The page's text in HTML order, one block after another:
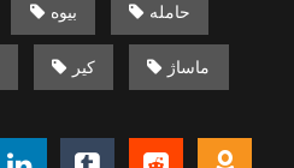
بیوه حامله
کیر ماساژ